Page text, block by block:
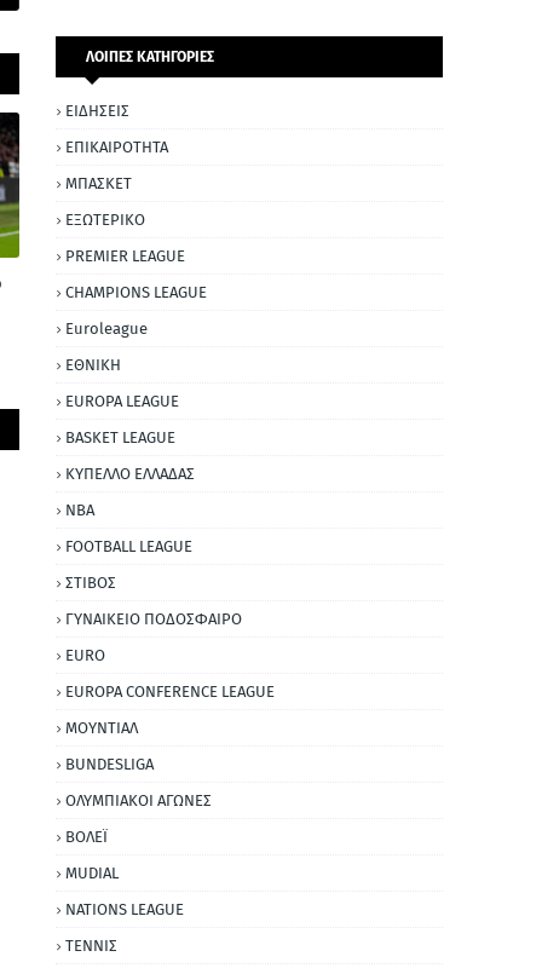
ΛΟΙΠΕΣ ΚΑΤΗΓΟΡΙΕΣ
ΕΙΔΗΣΕΙΣ
ΕΠΙΚΑΙΡΟΤΗΤΑ
ΜΠΑΣΚΕΤ
ΕΞΩΤΕΡΙΚΟ
PREMIER LEAGUE
CHAMPIONS LEAGUE
Euroleague
ΕΘΝΙΚΗ
EUROPA LEAGUE
BASKET LEAGUE
ΚΥΠΕΛΛΟ ΕΛΛΑΔΑΣ
NBA
FOOTBALL LEAGUE
ΣΤΙΒΟΣ
ΓΥΝΑΙΚΕΙΟ ΠΟΔΟΣΦΑΙΡΟ
EURO
EUROPA CONFERENCE LEAGUE
ΜΟΥΝΤΙΑΛ
BUNDESLIGA
ΟΛΥΜΠΙΑΚΟΙ ΑΓΩΝΕΣ
ΒΟΛΕΪ
MUDIAL
NATIONS LEAGUE
ΤΕΝΝΙΣ